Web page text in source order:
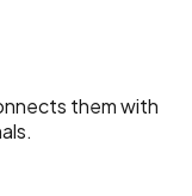
them with